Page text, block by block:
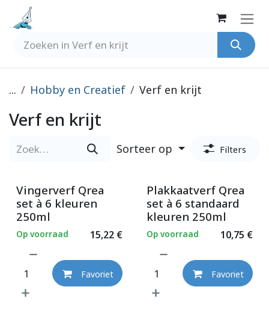
Overslaan naar inhoud
... Hobby en Creatief Verf en krijt
Verf en krijt
Sorteer op Filters
Vingerverf Qrea
set à 6 kleuren
250ml
15,22€
Op voorraad
Favoriet
Plakkaatverf Qrea
set à 6 standaard
kleuren 250ml
10,75 €
Op voorraad
Favoriet